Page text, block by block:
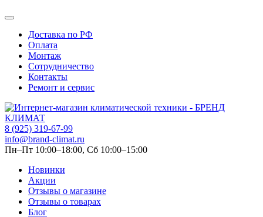
Доставка по РФ
Оплата
Монтаж
Сотрудничество
Контакты
Ремонт и сервис
8 (925) 319-67-99
info@brand-climat.ru
Пн–Пт 10:00–18:00, Сб 10:00–15:00
Новинки
Акции
Отзывы о магазине
Отзывы о товарах
Блог